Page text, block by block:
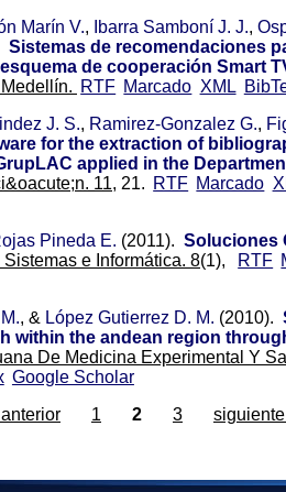
Marín V., Ibarra Samboní J. J.,
Sistemas de recomendaciones
de cooperación Smart
RTF Marcado XML
J. S., Ramirez-Gonzalez G.,
for the extraction of
applied in the
11, 21. RTF Marcado
Pineda E. (2011). Soluciones
e Informática. 8(1), RTF
, & López Gutierrez D. M. (2010).
within the andean region
De Medicina Experimental Y
Google Scholar
anterior 1 2 3 siguiente